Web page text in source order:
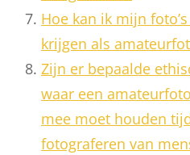
Hoe kan ik mijn
krijgen als
Zijn er bepaalde
waar een
mee moet houden
fotograferen van